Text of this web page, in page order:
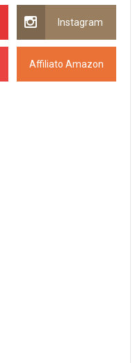
Instagram
Affiliato Amazon